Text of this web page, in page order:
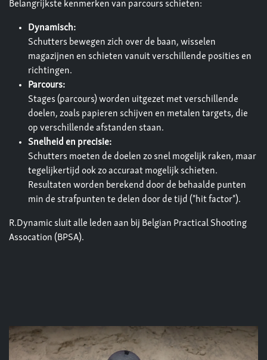
Belangrijkste kenmerken van parcours schieten:
Dynamisch:
Schutters bewegen zich over de baan, wisselen
magazijnen en schieten vanuit verschillende posities en
richtingen.
Parcours:
Stages (parcours) worden uitgezet met verschillende
doelen, zoals papieren schijven en metalen targets, die
op verschillende afstanden staan.
Snelheid en precisie:
Schutters moeten de doelen zo snel mogelijk raken, maar
tegelijkertijd ook zo accuraat mogelijk schieten.
Resultaten worden berekend door de behaalde punten
min de strafpunten te delen door de tijd ("hit factor").
R.Dynamic sluit alle leden aan bij Belgian Practical Shooting
Assocation (BPSA).